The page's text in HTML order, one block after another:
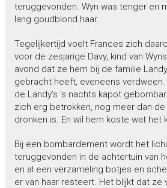
teruggevonden. Wyn was tenger en
lang goudblond haar.
Tegelijkertijd voelt Frances zich
voor de zesjarige Davy, kind van
avond dat ze hem bij de familie
gebracht heeft, eveneens verdween.
de Landy’s ’s nachts kapot
zich erg betrokken, nog meer dan
dronken is. En wil hem koste wat het
Bij een bombardement wordt het
teruggevonden in de achtertuin van
en al een verzameling botjes en
er van haar resteert. Het blijkt dat ze